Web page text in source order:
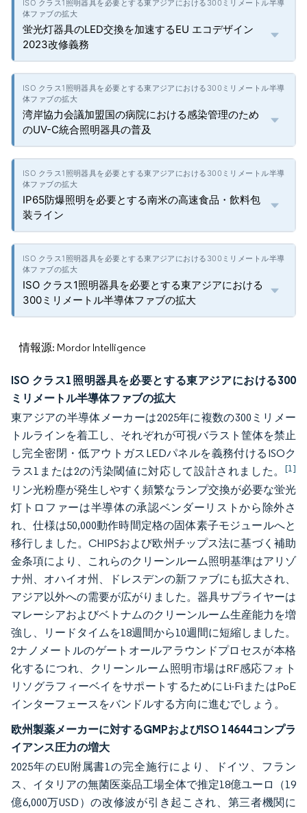
蛍光灯器具のLED交換を加速するEU エコデザイン
2023改修義務
湾岸協力会議加盟国の病院における感染管理のため
のUV-C統合照明器具の普及
IP65防爆照明を必要とする南米の高速食品・飲料包
装ライン
ISO クラス1照明器具を必要とする東アジアにおける
300ミリメートル半導体ファブの拡大
情報源: Mordor Intelligence
ISO クラス1照明器具を必要とする東アジアにおける300
ミリメートル半導体ファブの拡大
東アジアの半導体メーカーは2025年に複数の300ミリメー
トルラインを着工し、それぞれが可視バラスト筐体を禁止
し完全密閉・低アウトガスLEDパネルを義務付けるISOク
ラス1または2の汚染閾値に対応して設計されました。 [1]
リン光粉塵が発生しやすく頻繁なランプ交換が必要な蛍光
灯トロファーは半導体の承認ベンダーリストから除外さ
れ、仕様は50,000動作時間定格の固体素子モジュールへと
移行しました。CHIPSおよび欧州チップス法に基づく補助
金条項により、これらのクリーンルーム照明基準はアリゾ
ナ州、オハイオ州、ドレスデンの新ファブにも拡大され、
アジア以外への需要が広がりました。器具サプライヤーは
マレーシアおよびベトナムのクリーンルーム生産能力を増
強し、リードタイムを18週間から10週間に短縮しました。
2ナノメートルのゲートオールアラウンドプロセスが本格
化するにつれ、クリーンルーム照明市場はRF感応フォト
リソグラフィーベイをサポートするためにLi-FiまたはPoE
インターフェースをバンドルする方向に進むでしょう。
欧州製薬メーカーに対するGMPおよびISO 14644コンプラ
イアンス圧力の増大
2025年のEU附属書1の完全施行により、ドイツ、フラン
ス、イタリアの無菌医薬品工場全体で推定18億ユーロ（19
億6,000万USD）の改修波が引き起こされ、第三者機関に